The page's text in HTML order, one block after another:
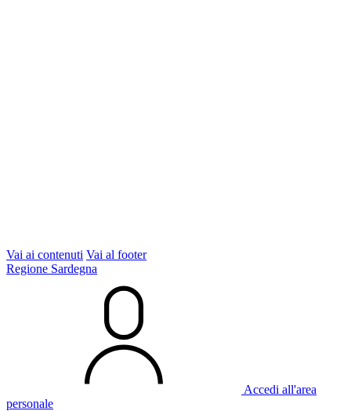
Vai ai contenuti Vai al footer
Regione Sardegna
Accedi all'area
personale